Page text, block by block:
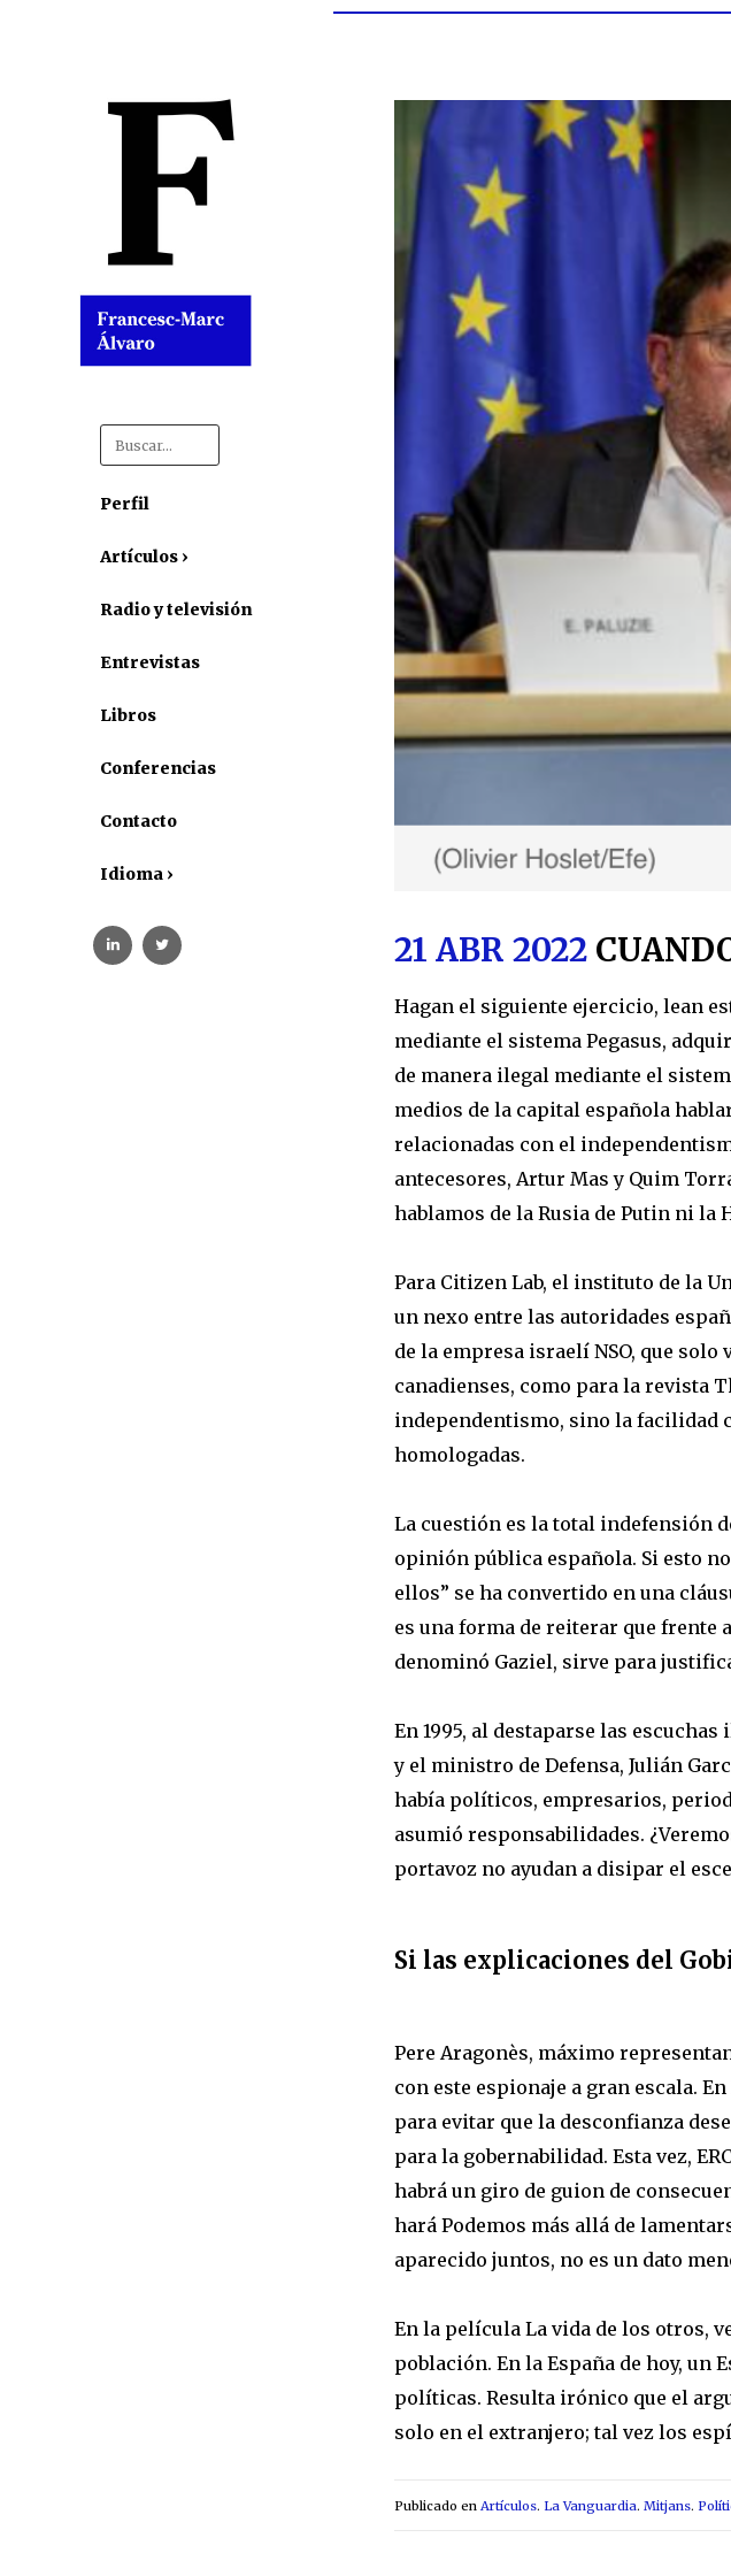
Search
for:
Perfil
Artículos ›
Radio y televisión
Entrevistas
Libros
Conferencias
Contacto
Idioma ›
21 ABR 2022
Hagan el siguiente ejercicio, lean
mediante el sistema Pegasus,
de manera ilegal mediante el
medios de la capital española
relacionadas con el
antecesores, Artur Mas y Quim
hablamos de la Rusia de Putin ni la
Para Citizen Lab, el instituto de la
un nexo entre las autoridades
de la empresa israelí NSO, que
canadienses, como para la revista
independentismo, sino la facilidad
homologadas.
La cuestión es la total indefensión
opinión pública española. Si esto
ellos” se ha convertido en una
es una forma de reiterar que frente
denominó Gaziel, sirve para
En 1995, al destaparse las
y el ministro de Defensa, Julián
había políticos, empresarios,
asumió responsabilidades.
portavoz no ayudan a disipar el
Si las explicaciones del
Pere Aragonès, máximo
con este espionaje a gran escala.
para evitar que la desconfianza
para la gobernabilidad. Esta vez,
habrá un giro de guion de
hará Podemos más allá de
aparecido juntos, no es un dato
En la película La vida de los otros,
población. En la España de hoy, un
políticas. Resulta irónico que el
solo en el extranjero; tal vez los
Publicado en Artículos. La Vanguardia. Mitjans.